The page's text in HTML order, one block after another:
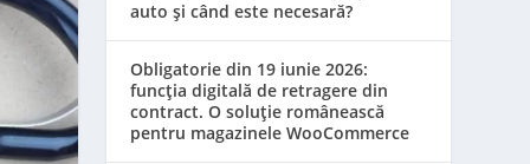
auto și când este necesară?
Obligatorie din 19 iunie 2026:
funcția digitală de retragere din
contract. O soluție românească
pentru magazinele WooCommerce